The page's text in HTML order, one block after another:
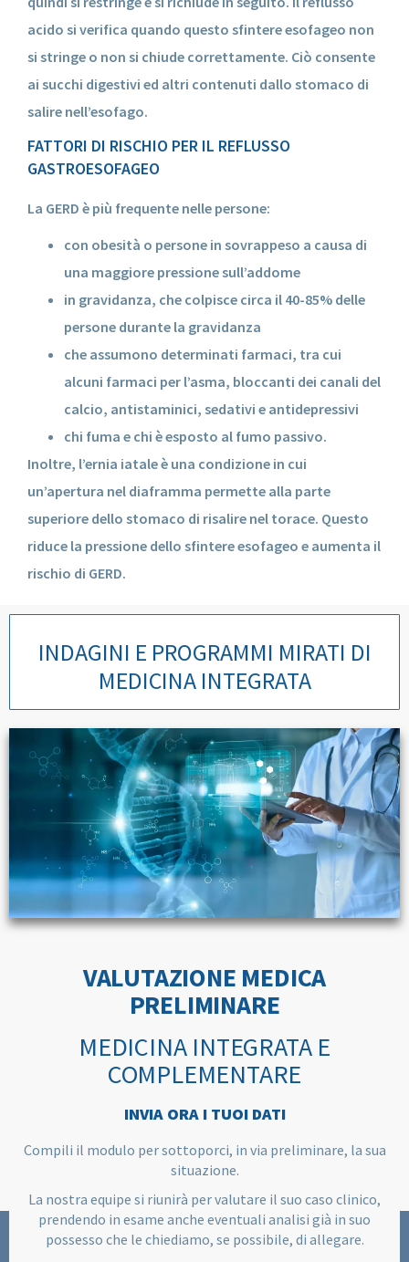
acido si verifica quando questo sfintere esofageo non
si stringe o non si chiude correttamente. Ciò consente
ai succhi digestivi ed altri contenuti dallo stomaco di
salire nell’esofago.
FATTORI DI RISCHIO PER IL REFLUSSO
GASTROESOFAGEO
La GERD è più frequente nelle persone:
con obesità o persone in sovrappeso a causa di
una maggiore pressione sull’addome
in gravidanza, che colpisce circa il 40-85% delle
persone durante la gravidanza
che assumono determinati farmaci, tra cui
alcuni farmaci per l’asma, bloccanti dei canali del
calcio, antistaminici, sedativi e antidepressivi
chi fuma e chi è esposto al fumo passivo.
Inoltre, l’ernia iatale è una condizione in cui
un’apertura nel diaframma permette alla parte
superiore dello stomaco di risalire nel torace. Questo
riduce la pressione dello sfintere esofageo e aumenta il
rischio di GERD.
INDAGINI E PROGRAMMI MIRATI DI
MEDICINA INTEGRATA
VALUTAZIONE MEDICA
PRELIMINARE
MEDICINA INTEGRATA E
COMPLEMENTARE
INVIA ORA I TUOI DATI
Compili il modulo per sottoporci, in via preliminare, la sua
situazione.
La nostra equipe si riunirà per valutare il suo caso clinico,
prendendo in esame anche eventuali analisi già in suo
possesso che le chiediamo, se possibile, di allegare.